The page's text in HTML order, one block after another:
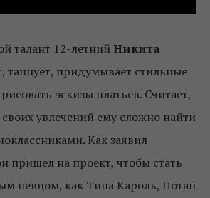
талант 12-летний Никита
танцует, придумывает стильные
эскизы платьев. Считает,
увлечений ему сложно найти
Как заявил
пришел на проект, чтобы стать
певцом, как Тина Кароль, Потап